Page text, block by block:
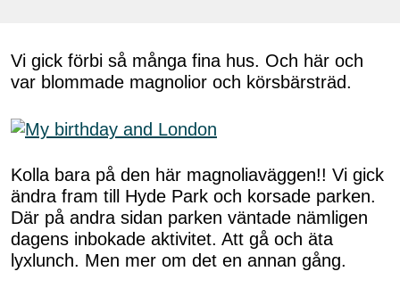
Vi gick förbi så många fina hus. Och här och
var blommade magnolior och körsbärsträd.
Kolla bara på den här magnoliaväggen!! Vi gick
ändra fram till Hyde Park och korsade parken.
Där på andra sidan parken väntade nämligen
dagens inbokade aktivitet. Att gå och äta
lyxlunch. Men mer om det en annan gång.